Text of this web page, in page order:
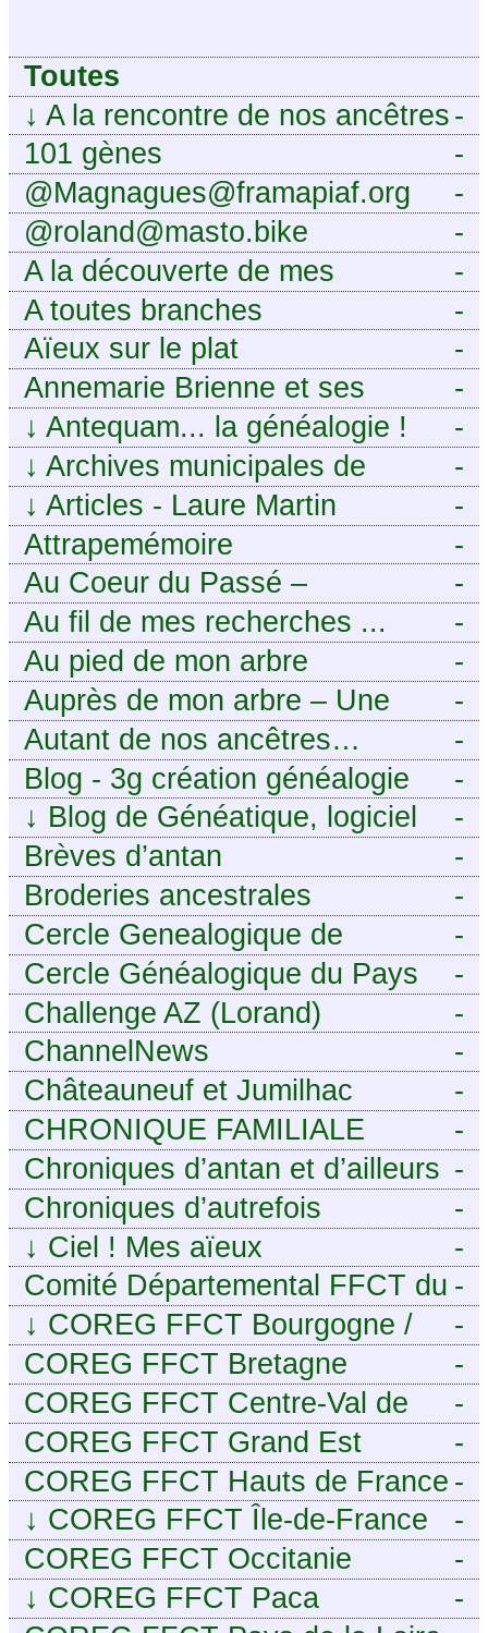
Toutes
-
↓ A la rencontre de nos ancêtres
-
101 gènes
-
@Magnagues@framapiaf.org
-
@roland@masto.bike
-
A la découverte de mes
ancêtres
-
A toutes branches
-
Aïeux sur le plat
-
Annemarie Brienne et ses
challenges de A à Z
-
↓ Antequam... la généalogie !
-
↓ Archives municipales de
Montpellier
-
↓ Articles - Laure Martin
-
Attrapemémoire
-
Au Coeur du Passé –
Généalogie Familiale
-
Au fil de mes recherches ...
-
Au pied de mon arbre
-
Auprès de mon arbre – Une
histoire de racines
-
Autant de nos ancêtres…
-
Blog - 3g création généalogie
-
↓ Blog de Généatique, logiciel
de généalogie
-
Brèves d’antan
-
Broderies ancestrales
-
Cercle Genealogique de
l’Aveyron
-
Cercle Généalogique du Pays
de Caux - Seine-Maritime
-
Challenge AZ (Lorand)
-
ChannelNews
-
Châteauneuf et Jumilhac
-
CHRONIQUE FAMILIALE
-
Chroniques d’antan et d’ailleurs
-
Chroniques d’autrefois
-
↓ Ciel ! Mes aïeux
-
Comité Départemental FFCT du
Cher
-
↓ COREG FFCT Bourgogne /
Franche-Comté
-
COREG FFCT Bretagne
-
COREG FFCT Centre-Val de
Loire
-
COREG FFCT Grand Est
-
COREG FFCT Hauts de France
-
↓ COREG FFCT Île-de-France
-
COREG FFCT Occitanie
-
↓ COREG FFCT Paca